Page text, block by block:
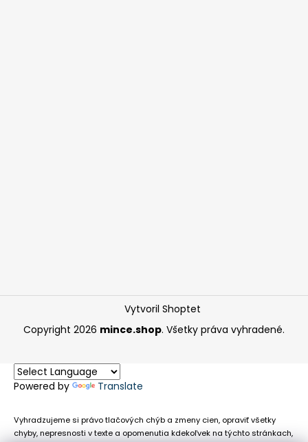
Vytvoril Shoptet
Copyright 2026 mince.shop. Všetky práva vyhradené.
Powered by Translate
Vyhradzujeme si právo tlačových chýb a zmeny cien, opraviť všetky
chyby, nepresnosti v texte a opomenutia kdekoľvek na týchto stránkach,